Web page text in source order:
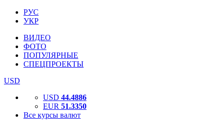
РУС
УКР
ВИДЕО
ФОТО
ПОПУЛЯРНЫЕ
СПЕЦПРОЕКТЫ
USD
USD 44.4886
EUR 51.3350
Все курсы валют